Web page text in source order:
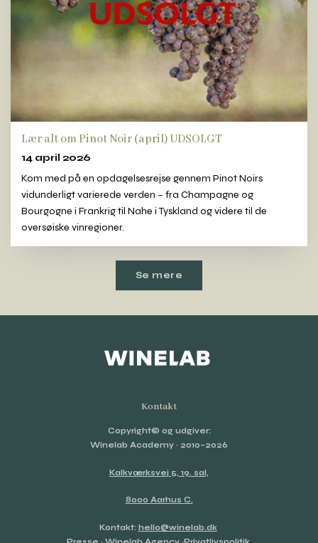
Lær alt om Pinot Noir (april) UDSOLGT
14 april 2026
Kom med på en opdagelsesrejse gennem Pinot Noirs
vidunderligt varierede verden – fra Champagne og
Bourgogne i Frankrig til Nahe i Tyskland og videre til de
oversøiske vinregioner.
Se mere
Kontakt
Copyright© og udgiver:
Winelab Academy · 2010–2026
Kalkværksvej 5, 19. sal,
8000 Aarhus C.
Kontakt: hello@winelab.dk